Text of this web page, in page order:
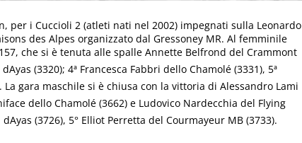
per i Cuccioli 2 (atleti nati nel 2002) impegnati sulla Leonardo
des Alpes organizzato dal Gressoney MR. Al femminile
che si è tenuta alle spalle Annette Belfrond del Crammont
(3320); 4ª Francesca Fabbri dello Chamolé (3331), 5ª
La gara maschile si è chiusa con la vittoria di Alessandro Lami
dello Chamolé (3662) e Ludovico Nardecchia del Flying
(3726), 5° Elliot Perretta del Courmayeur MB (3733).